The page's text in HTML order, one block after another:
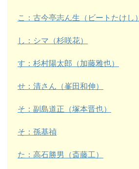
こ：古今亭志ん生（ビートたけし）
し：シマ（杉咲花）
す：杉村陽太郎（加藤雅也）
せ：清さん（峯田和伸）
そ：副島道正（塚本晋也）
そ：孫基禎
た：高石勝男（斎藤工）